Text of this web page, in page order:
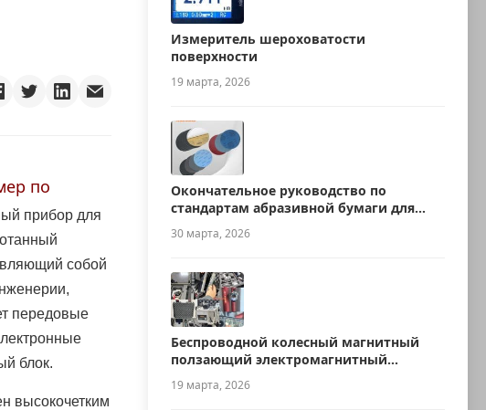
по
прибор для
собой
передовые
блок.
высокочетким
Измеритель шероховатости
поверхности
19 марта, 2026
Окончательное руководство по
стандартам абразивной бумаги для
металлографии
30 марта, 2026
Беспроводной колесный магнитный
ползающий электромагнитный
ультразвуковой робот для измерения
толщины
19 марта, 2026